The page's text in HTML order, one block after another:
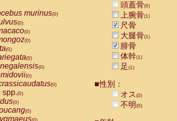
(0)
(0)
(0)
(0)
(0)
(0)
(0)
(0)
cana
rubicundus
murinus(0)
(0)
(0)
(0)
(0)
(0)
(0)
(0)
(0)
spp.(0)
(0)
(0)
(0)
頭蓋骨(0)
上腕骨(1)
尺骨
大腿骨(1)
腓骨
体幹(1)
足(1)
■性別：
オス(0)
不明(0)